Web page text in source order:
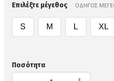
Επιλέξτε μέγεθος ΟΔΗΓΟΣ
S M L XL
Ποσότητα